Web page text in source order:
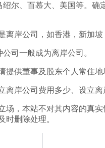
尔、百慕大、美国等。
岸公司，如香港，新加坡
司一般成为离岸公司。
供董事及股东个人常住
岸公司费用多少、设立
，本站不对其内容的真
删除处理。